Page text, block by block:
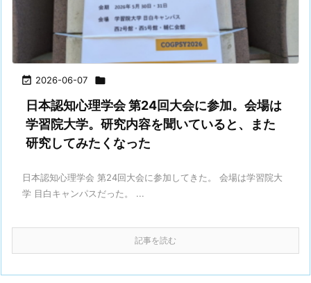
 2026-06-07 
日本認知心理学会 第24回大会に参加。会場は
学習院大学。研究内容を聞いていると、また
研究してみたくなった
日本認知心理学会 第24回大会に参加してきた。 会場は学習院大
学 目白キャンパスだった。 ...
記事を読む